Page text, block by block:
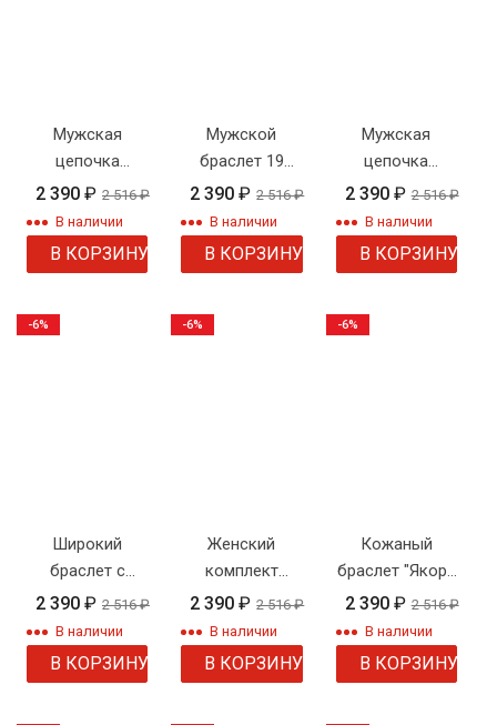
Мужская
цепочка
плетения
"Фигаро"
2 390 ₽ 2 516₽
В наличии
В КОРЗИНУ
Мужской
браслет 19
фигаро
2 390₽ 2 516₽
В наличии
В КОРЗИНУ
Мужская
цепочка
плетения
якорное
двойное
2 390 ₽ 2 516₽
В наличии
В КОРЗИНУ
Широкий
браслет с
фианитами
2 390 ₽ 2 516₽
В наличии
В КОРЗИНУ
-6%
Женский
комплект
плетения
"Змейка"
2 390₽ 2 516₽
В наличии
В КОРЗИНУ
-6%
Кожаный
браслет "Якорь
с черепами"
2 390 ₽ 2 516₽
В наличии
В КОРЗИНУ
-6%